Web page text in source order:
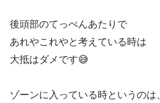
後頭部のてっぺんあたりで
あれやこれやと考えている時は
大抵はダメです😅
ゾーンに入っている時というのは、